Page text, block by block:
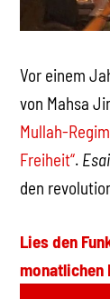
Vor einem
von Mahsa
Mullah-
Freiheit“.
den
Lies den
monatlichen